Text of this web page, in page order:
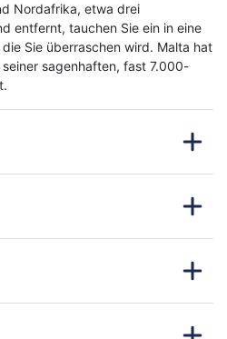
Nordafrika, etwa drei
entfernt, tauchen Sie ein in eine
Sie überraschen wird. Malta hat
sagenhaften, fast 7.000-
startet Ihre Reise mit dem Flug
Ihres gesamten
Abendessen im Hotel
enthält. Wir informieren Sie